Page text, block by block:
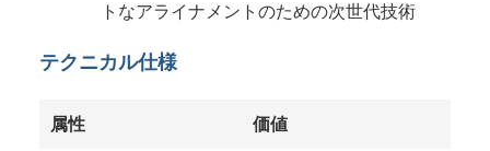
トなアライナメントのための次世代技術
テクニカル仕様
属性 価値